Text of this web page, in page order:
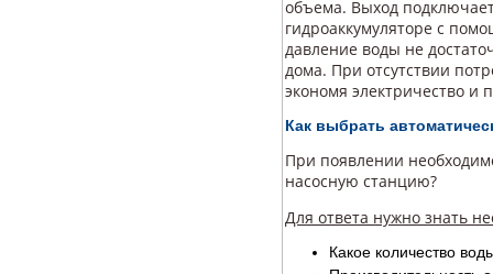
объема. Выход
гидроаккумуляторе с
давление воды не
дома. При отсутствии
экономя электричество и
Как выбрать
При появлении
насосную станцию?
Для ответа нужно знать
Какое количество